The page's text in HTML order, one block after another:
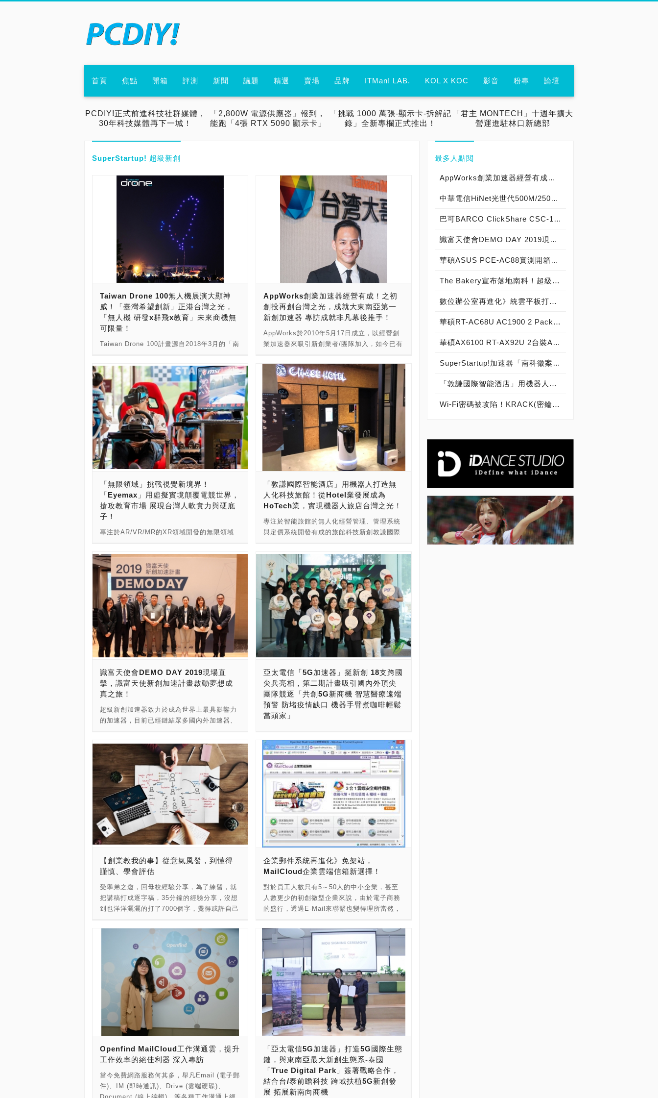
首頁 焦點 開箱 評測 新聞 議題 精選 賣場 品牌 ITMan! LAB. KOL X KOC 影音 粉專 論壇
PCDIY!正式前進科技社群媒體，
30年科技媒體再下一城！
「2,800W 電源供應器」報到，
能跑「4張 RTX 5090 顯示卡」
「挑戰 1000 萬張-顯示卡-拆解記
錄」全新專欄正式推出！
「君主 MONTECH」十週年擴大
營運進駐林口新總部
SuperStartup! 超級新創
Taiwan Drone 100無人機展演大顯神
威！「臺灣希望創新」正港台灣之光，
「無人機 研發x群飛x教育」未來商機無
可限量！
Taiwan Drone 100計畫源自2018年3月的「南
畫」，背後主導研發製造的南臺科大李志清教
授新領軍的創團隊，目標是完成臺灣本土自主
開發的無人機群飛技術的初期研究，並在2018
年底開發出完全自製的無人機群飛軟硬體技
術，開始進行一系列的群飛表演規劃。
Taiwan Drone 100計畫主持人南臺科大電子系
李志清教授，聯合南台灣四所大專院校：南臺
科技大學、實踐大學、高苑科技大學、長榮大
學組成強大團隊，於2019年開始進行飛機量產
計畫，於2019上半年完成100架群飛表演機
行新一代表演用無人機設計，朝向以超越300
架群飛表演為目標，致力於結合臺灣本土藝術
家，創造出更動人的臺灣無人機群飛藝術表
演。 統一編號：85050472 公司狀態：核准設
立 公司名稱：臺灣希望創新股份有限公司 資
路二段211巷32號1樓 登記機關：臺南市政府
核准設立日期 ：108年08月23日 公司英文名
稱：Taiwan Drone 100 公司網址： 除了無人
機群飛表演，Taiwan Drone 100更結合目前臺
灣無人機產業界最專業的飛隼科技及翔隆航
太，建構Edu.Taiwan Drone 100無人機教育
體系，向下紮根，推廣無人機科技及應用。 ●
公司領域：無人機 ●公司專長：無人機系統研
發、無人機教育推廣、無人機群飛表演、無人
機行業應用 Taiwan Drone 100新創團隊，創
辦人為南臺科大李志清教授，還有飛隼科技的
協助。 Taiwan Drone 100新創團隊，目前公
司產品有無人機群飛表演、行業應用無人機研
發&製造、無人機教育課程與教育無人機販
售。 ●群飛表演無人機(6+1架) ●無人機教育無
人機(2架) 目前Taiwan Drone 100，已經展開
校、飛隼學堂與無人機STEAM教育，想要學
習如何駕馭無人機，應用無人機來做各種空拍
與應用的話，都可以洽詢TAIWAN DROME
100∕EDUCATION。 從無人機的發展，從研
發，到軟硬體開發、整合，到群飛的應用，到
商用市場，到教育領域，無人機展現了各種的
新可能。我們期待臺灣希望創新，南臺科大李
志清教授可以以應用我們台灣人的軟實力與硬
底子，用無人機科技創造台灣新的新經濟奇
蹟。 新創團隊：Taiwan Drone 100 - 臺灣希
清 教授 信箱：
alias@taiwandrone100.com╱aliasli@stust.edu.tw
網址： →更多的【創業 - SuperStartup! 超級
新創 - 相關議題】： →更多的【PCDIY!創業
情報】： →更多的【PCDIY!創業故事】： →
科自造】： →更多的【PCDIY!辦公室設
AppWorks創業加速器經營有成！之初
創投再創台灣之光，成就大東南亞第一
新創加速器 專訪成就非凡幕後推手！
AppWorks於2010年5月17日成立，以經營創
業加速器來吸引新創業者/團隊加入，如今已有
者，在AppWorks分享創業的點點滴滴，累積
了不少豐富的人脈與知識等龐大資源，巧妙的
磁吸效應也將帶領更多新創業者的加入，邁向
康莊的創業之路。然而，AppWorks是如何從
創業之初，一步一腳印，至今成為大東南亞地
區創業加速器的龍頭。 這次，我們專訪了
AppWorks Associate Manager 陳敬旻
(Alyssa)小姐，來了解AppWorks是如何經營
成長，成就大東南亞第一新創加速器。
AppWorks創辦人林之晨當初在紐約看到
Apple和Google傳遞世界的影響甚大，甚至
Facebook火熱的興起讓大家被看見。他回頭
看看台灣，認為台灣製造業很強大，因為都在
幫國外製造零件，但台灣卻還是沒被看見。林
之晨為了讓我國被世界看見，於是參考了美國
知名加速器YC之後，回來台灣成立加速器。
道在國外開始有這樣的趨勢。第二，在
AppWorks打造出這些服務項目之後，可以創
造更好的台灣，同時希望能讓更多人看見台灣
人的創業實力。 AppWorks從最早的加速器
（AppWorks Accelerator），發展到創投
（AppWorks Venture Capital），到近年來
投入學院（AppWorks School），最新的成
果，加入的初創企業已達376家，創始人達
1,113位，雇員達11,162位，總籌款達11.1億
美金，總估值達47.2億美金，總年度收入達
49.7億美金。 AppWorks School 成立於
2016年，致力協助渴望投身數位、網路與電商
產業的人才，提供為期16週免費、實作、高
效、與業界結合的紮實培訓計畫。成立至今，
已畢業 179 位學員，其中91.6%成功轉職，在
Momo、91APP、KKBOX、Line TV、WeMo
VoiceTube、OmniChat 及 Gogoro等知名企
業擔任軟體工程師。現經營有 iOS、Android
與 Web Development 專班。 AppWorks加
速器計畫，在2010年誕生第1屆AppWorks
Demo Day，邀請新創業者一起展示其創新成
果，以吸引各界目光，藉而尋求投資機會，加
速輔導一屆半年，表示一年輔導兩屆，至今已
成立19屆。 成立當初是希望可以服務台灣創業
者，提醒新科技的趨勢及商業模式，同時引進
國外的創業概念，但經過多年營運，
點不同，前幾年比較傾向的是Software和
Mobile Internet，到了2012至2013年，發現
當時的新創團隊開始做軟硬體整合，發展了
IOT及穿戴型裝置。2015年之後發現電商的概
念崛起更為成熟。 直到2018年，發現AI跟
的出現會一樣，在未來會改變大家生活的生活
型態，而目前團隊專注輔導加速這兩項項目的
新創業者，至今已經收了3屆。 團隊目前有22
人，分成三部分，第一組是五位合夥人，包含
創業者及長年在創投背景出身，在投資上都有
豐富的經驗。第二組是分析師、投資經理共八
位，處理加速器及創投的部分，同時輔導這些
新創團隊。最後一組有九位成立的專家團隊，
包含財務會計、法務、媒體、設計及人才招募
等，提供這些加速器團隊所需要的服務。 統一
編號：25129284 公司狀態：核准設立 公司名
稱：之初創業投資管理顧問股份有限公司 實收
資本額(元)：25,000,000元 代表人姓名：林之
晨 地址：台北市信義區基隆路一段178號6樓
登記機關：台北市政府 核准設立日期 ：2010
「無限領域」挑戰視覺新境界！
「Eyemax」用虛擬實境顛覆電競世界，
搶攻教育市場 展現台灣人軟實力與硬底
子！
專注於AR/VR/MR的XR領域開發的無限領域
最先著手虛擬實境場域的領導者。Eyemax並
陸續整合上下游產業鍵，推出一系列商用的產
品服務，在市場逐漸成熟之初，更是展開一系
列的跨產業合作與通路推廣，無論從體驗店的
人機體感設備，到客制化的產業升級應用，
Eyemax都完整的提供整合性的服務。 2016
年，Eyemax開始從台灣放眼亞太地區，從世
界高樓101到中國各地區，開始可見到
Eyemax的服務與體驗。而後，Eyemax啟動
異業結盟與國際市場的開拓，除了既有的台灣
市場努力，打造完整的虛擬實境的體感整合服
務。同時，由於AR/VR/MR的XR人才需求逐
漸擴大，Eyemax 成立產學及育成平台「VR
創新學院」，積極培育人才並扶植投入整個
AR/VR/MR的XR 的產業服務平台。 2017
學簽署MOU，並透過此平台產出許許多多市場
上重要的產品。 2018年，獲得兩岸三地等地
的代理經銷商青睞，並在開始陸續出貨。在
2018年SBIR 研發的模擬訓練平台也與中國與
全世界陸續合作產出。 統一編號：29187031
公司狀態：核准設立 公司名稱：無限領域有限
公司 資本總額(元)：○ 實收資本額(元)：
4,000,000元 代表人姓名：陳志忠 地址：新北
市新莊區豐盛一街32號12樓 登記機關：新北
市政府 核准設立日期 ：106年05月16日 公司
英文名稱：Eyemax 公司網址： ●公司領域：
AR、VR、MR的XR領域 ●公司專長：VR系統
平台、VR硬體產品、VR應用軟體 無限領域，
Eyemax品牌，創辦人為人稱VR教父的陳志
忠。推廣Eyemax品牌，最先是從百貨公司通
路開始，從新光三越、101大樓、85大樓、遠
台第一間VR創新學院，與中小企業處、省工會
合辦VR工業設計競賽，成功將學院培育團隊產
出作品銷到國內外。2018年推出SBIR研發全
球首座VR模擬堆高機體感設備，同時推動央視
中國深圳區VR代表品牌，被評定為2018年十
大創新項目，2019年中國高交會優秀產品獎 -
專利：一對多VR廣播系統。 ●VR系統平台：
VR一體機廣播系統 、 VR模擬操駕平台 、VR
教育系統 ●VR硬體產品：VR體感設備、 一體
機VR頭盔、簡易VR眼鏡外接盒 ●VR應用軟
VR一對多廣播系統 ●SBIR成果 - 堆高機模擬
操駕 ●全台首款VR連線電競遊戲 ●歷年市場上
產品 無限領域，在VR教父陳志忠的帶領之
下，可以說獲得媒體關注，AR、VR、MR的
XR領域報導無數，也榮獲不少VR界比賽的獎
「敦謙國際智能酒店」用機器人打造無
人化科技旅館！從Hotel業發展成為
HoTech業，實現機器人旅店台灣之光！
專注於智能旅館的無人化經營管理、管理系統
與定價系統開發有成的旅館科技新創敦謙國際
斬獲之外，在智能旅館大數據分析及人工智慧
整合應用與商業機器人領域也有相當多的進
展，現在更將無人旅店技術輸出到國外，成為
正港機器人旅店台灣之光。 敦謙國際智能酒
店，大概是全世界第一間把旅館經營ai化為目
標的企業，團隊目前有一百多位的伙伴，且是
一支平均年齡不超40歲的團隊，包含了工務、
房務、行銷、業務、資訊研發與客服團隊，雖
然年輕但是皆擁有豐富經驗，以創新且深入的
思維不斷精益求精，透過瞭解市場與消費者的
設計與行銷團隊，著力於將年輕人的喜歡元素
與創新服務的想法，透過空間設計結合網路技
術，提供消費者不一樣的住宿體驗。 於2015
年10月在台中逢甲地區，正式推出一間應用了
物聯網的技術，提供給旅客創新科技應用，與
展所面臨的問題點與需求，目前已經獲得來自
日本、馬來西亞、中國…等地的企業洽談合
作，正在從台灣走向全世界。 統一編號：
54890959 公司狀態：核准設立 公司名稱：敦
謙國際智能酒店股份有限公司 資本總額(元)：
○ 實收資本額(元)：100,450,000元 代表人姓
名：葉維迪 地址：臺中市西屯區西安街277巷
4弄33號1樓 登記機關：臺中市政府 核准設立
日期 ：104年05月22日 公司英文名稱：DUN-
QIAN Intelligent Hotel Management Co.,
Ltd 公司網址： 創辦人為葉維迪、吳秉庭，兩
人為高雄第一科技大學金融營系的同學，跟全
世界所有偉大的企業一樣都在車庫創業，敦謙
國際智能酒店的團隊，由經營團隊與研發團隊
引領。 經營團隊成員的專業背景，涵蓋了金融
營運、資訊、機械、行銷、財務、社會創新、
智能全無人旅宿經營與管理經驗的團隊。目前
旗下有二大智能旅店品牌，已經服務13萬名旅
客。 「永遠都有機會，只是你願不願意去踏出
那一步，犧牲你現在的舒適圈，去追求你的夢
想。」敦謙國際智能酒店創辦人葉維迪
Vincent訴說著。 大學時期就讀金融系，因修
習不動產估價課程而對不動產產生興趣，畢業
後亦朝此領域發展，在台北工作兩年餘，
Vincent與同班同學看準台中相對親民的房
價，加上夜市文化興起帶來人潮，兩人在尚未
啟了不動產投資事業。 從套房投資到民宿經
營，再轉型為旅館，在沒有旅館經營背景下，
兩人努力尋找突破點，期望找出與眾不同的旅
館經營模式，一個不必「砸大錢」的經營模
式。兩人決定要開一間有科技智慧的無人旅
識富天使會DEMO DAY 2019現場直
擊，識富天使新創加速計畫啟動夢想成
真之旅！
超級新創加速器致力於成為世界上最具影響力
的加速器，目前已經鏈結眾多國內外加速器、
系統與政府單位，國際伙伴包括了美國Forge
加速器、英國The Bakery加速器、印度CEED
加速器、美國Dragonvision加速器，以及台灣
與大中華地區天使投資人識富天使會，共同推
動創新創業。 本次，則是參與採訪了合作伙伴
識富天使會，參與本次的DEMO DAY 2019，
讓我們來看看識富天使新創加速計畫啟動夢想
成真之旅吧！ 全台最大個人天使投資社群—識
富天使會(識富天使新創加速計畫)，因為看好
台灣尚待被挖掘的新創潛力，在經過近半年的
新金控舉辦「識富天使會DEMO DAY
2019」，展示「識富天使新創加速計畫」的成
果，期望以更符合新創團隊痛點的投資理念，
為台灣創業早期項目引入關鍵資源與豐沛活
水。 第一屆識富天使新創加速計畫自2019年5
隊最具市場潛力的隊伍，於Demo Day上台公
開演示其商業模式和發展前景。 本次識富天使
新創加速計畫Demo Day，獲選上台簡報的新
創類型，從最傳統的過濾技術到空櫃交換，乃
至於最高科技的無人載具系統與軟體App，都
是極具市場性及投資潛力的新創團隊。由點點
塑環保科技 / Micro PC、Neptune Container
Swap、鎮鑫科技 / All Aspect System、
NexTrek 雲端記帳與金流管理工具、聯捷創
新，五隊接續上台簡報其創業理念，期待得到
投資者的青睞。 點點塑最初想將技術用於為海
洋清潔，但經歷多方探索後，發現自己的「無
耗材過濾技術」更具跨域運用潛力，包含半導
體業、電鍍業及養殖業等，近期與各產業的合
作都已開始推進並取得初步成果。 Neptune
亞太電信「5G加速器」挺新創 18支跨國
尖兵亮相，第二期計畫吸引國內外頂尖
團隊競逐「共創5G新商機 智慧醫療遠端
預警 防堵疫情缺口 機器手臂煮咖啡輕鬆
當頭家」
展5G決心不變，扶植國內外新創團隊不遺餘
力，持續擘劃5G智慧生活藍圖。今日（14日）
攜手經濟部中小企業處、國內外單位與新創團
隊，攜手舉辦「亞太電信5G創育加速器計畫」
第二期獲選新創團隊亮相開訓典禮，18支新創
生力軍一字排開，大力展現5G通訊技術創新應
用，共創5G新商機。 強勢出線的18支新創團
隊，現場展示眾多5G通訊創新應用服務解決方
案，包含來自台灣、新加坡、泰國、日本與加
拿大等極具潛力的國內外新創新星。亞太電信
表示，第二期「5G創育加速器計畫」原定目標
招募15組，歷經逾三個月的激烈海選下，破例
增選出18支頂尖團隊，未來將挹注更多資源，
投入智慧製造、智慧醫療、智慧農業、智慧交
通、智慧零售、智慧娛樂等6大垂直應用場
域，探索更多的5G創新應用服務。 獲選的18
APP，偵測使用者的心律與呼吸狀況，未來將
加入發燒、咳嗽等偵測模組，即時串連至整合
醫療端、政府端、產業端的雲端平台，藉由AI
人工智慧及醫師判讀結果，及時發現風險因
子，達到預測疾病之目標。如面臨新冠肺炎的
嚴峻情況時，當感染人數急遽增加、醫療資源
卻有限之下，即可提早知道病情變化，並進行
遠端即時評估，除防堵疫情缺口外，更能讓醫
療資源效益最大化。 另，看準斜槓世代為了增
加收入的潛在商機，「虎臂機器人」整合AI人
工智慧和機器手臂，導入專業咖啡師知識，沖
泡出完美比例的咖啡，目前已在台北開設5家
無人門市；「麒趣科技」打造爪爪星球管理平
台，將傳統娃娃機連網結合雲端，利用數據及
影像蒐集，打造資訊圖表化管理平台，即時提
【創業教我的事】從意氣風發，到懂得
謹慎、學會評估
受學弟之邀，回母校經驗分享，為了練習，就
把講稿打成逐字稿，35分鐘的經驗分享，沒想
到也洋洋灑灑的打了7000個字，覺得或許自己
價值，所以就貼在網誌上，分享給大家看看，
因為是講稿，所以文句很口語，我不是很成功
的創業者，這篇分享主要是在自我檢討，也希
望拋磚引玉，大家可以一起討論，創業過程中
有什麼錯可以避免讓後人少走點冤枉路。 ※原
文出處PTT創業板toberich，經作者
mindy22050同意轉載 大家晚安，我是以萱，
經濟11級，畢業後開了一間產品設計公司。我
想大家來，應該心裡都有些問題，像是為什麼
要創業、如果我也想創業，我該怎麼開始。每
個人想做的事不一樣，領域也不同，沒有辦法
在這裡提出40分鐘的創業步驟教學，然後大家
回家後就每個人都照著做。所以我想，不如就
直接跟大家說說我的故事吧，或許從這之中你
們可以得到，或是推論出一些答案。 我想一切
就從我如何走向創業說起好了。 我大四時，那
企業郵件系統再進化》免架站，
MailCloud企業雲端信箱新選擇！
對於員工人數只有5～50人的中小企業，甚至
人數更少的初創微型企業來說，由於電子商務
的盛行，透過E-Mail來聯繫也變得理所當然，
意往來上面也會有不方便的地方。不過，一旦
選擇架設郵件伺服器，不但會多出一堆軟硬體
與寬頻費用，還得要雇用專門的MIS，多出來
的開銷，往往讓中小企業與初創微型企業吃不
消。事實上，現在要使用公司信箱，不一定要
架設自己的郵件伺服器，許多業者都有提供雲
端的企業郵件服務系統，付費使用這些系統，
等於是企業郵件系統外包，每月所要付出的成
本，不但免雇用MIS，也不用去管理主機，更
不用擔心資安的問題，而且還可以省下購買硬
體設備、作業系統、郵件軟體的成本，因此有
越來越多公司開始使用廠商所提供的企業郵件
服務。這次所要介紹的就是由國內郵件領導廠
商，也就是經營Mail2000有成的網擎資訊股份
有限公司，所提供的MailCloud企業雲端信
箱。 為了方便客戶辨識，公司員工的Email信
Openfind MailCloud工作溝通雲，提升
工作效率的絕佳利器 深入專訪
當今免費網路服務何其多，舉凡Email (電子郵
件)、IM (即時通訊)、Drive (雲端硬碟)、
「亞太電信5G加速器」打造5G國際生態
鏈，與東南亞最大新創生態系-泰國
「True Digital Park」簽署戰略合作，
結合台/泰前瞻科技 跨域扶植5G新創發
展 拓展新南向商機
最多人點閱
AppWorks創業加速器經營有成！之初創投再創台灣之光，成就大東南亞第一新創加速器 專訪成就非凡幕後推手！
中華電信HiNet光世代500M/250M，測速爆衝破表超過癮！
巴可BARCO ClickShare CSC-1會議室影音傳輸器實測開箱，無線會議系統中的優質精品！
識富天使會DEMO DAY 2019現場直擊，識富天使新創加速計畫啟動夢想成真之旅！
華碩ASUS PCE-AC88實測開箱，史上最強AC3100無線網路卡！
The Bakery宣布落地南科！超級新創加速器力挺南科新創，提供創新創業一條龍全方位服務！
數位辦公室再進化》統雲平板打卡鐘報到，支援雲端考勤與線上請假！
華碩RT-AC68U AC1900 2 Pack套裝組，建構家庭AiMesh無縫上網環境，開箱深度測試
華碩AX6100 RT-AX92U 2台裝AiMesh網路系統開箱評測，建構Wi-Fi 6超高速無線連線環境
SuperStartup!加速器「南科徵案 」歡迎您， 匯集南科創新創業生態系能量 挹注新創團隊新動能！
「敦謙國際智能酒店」用機器人打造無人化科技旅館！從Hotel業發展成為HoTech業，實現機器人旅店台灣之光！
Wi-Fi密碼被攻陷！KRACK(密鑰重裝攻擊)可輕易入侵你家無線網路！請趕快更新！